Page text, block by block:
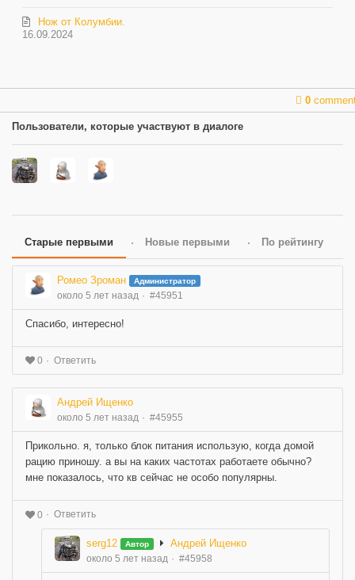
16.09.2024
Нож от Колумбии.
0
Пользователи, которые участвуют в диалоге
Старые первыми Новые первыми По рейтингу
Ромео Зроман Администратор
около 5 лет назад #45951
Спасибо, интересно!
0 Ответить
Андрей Ищенко
около 5 лет назад #45955
Прикольно. я, только блок питания использую, когда домой
рацию приношу. а вы на каких частотах работаете обычно?
мне показалось, что кв сейчас не особо популярны.
0 Ответить
serg12 Автор Андрей Ищенко
около 5 лет назад #45958